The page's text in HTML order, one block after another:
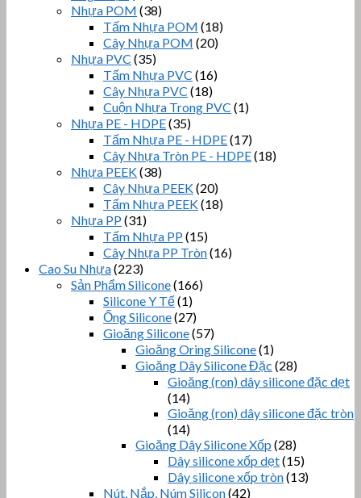
Nhựa POM (38)
Tấm Nhựa POM (18)
Cây Nhựa POM (20)
Nhựa PVC (35)
Tấm Nhựa PVC (16)
Cây Nhựa PVC (18)
Cuộn Nhựa Trong PVC (1)
Nhựa PE - HDPE(35)
Tấm Nhựa PE - HDPE(17)
Cây Nhựa Tròn PE - HDPE(18)
Nhựa PEEK(38)
Cây Nhựa PEEK(20)
Tấm Nhựa PEEK(18)
Nhựa PP (31)
Tấm Nhựa PP (15)
Cây Nhựa PP Tròn(16)
Cao Su Nhựa(223)
Sản Phẩm Silicone(166)
Silicone Y Tế(1)
Ống Silicone(27)
Gioăng Silicone(57)
Gioăng Oring Silicone(1)
Gioăng Dây Silicone Đặc (28)
Gioăng (ron) dây silicone đặc dẹt
(14)
Gioăng (ron) dây silicone đặc tròn
(14)
Gioăng Dây Silicone Xốp (28)
Dây silicone xốp dẹt(15)
Dây silicone xốp tròn(13)
Nút, Nắp, Núm Silicon(42)